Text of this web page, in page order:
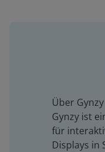
Über Gynzy
Gynzy ist
für
Displays in